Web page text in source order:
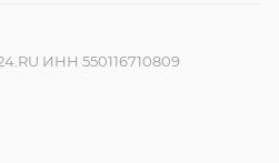
ИНН 550116710809